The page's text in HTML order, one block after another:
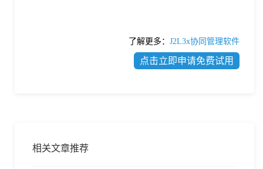
了解更多： J2L3x协同管理软件
点击立即申请免费试用
相关文章推荐